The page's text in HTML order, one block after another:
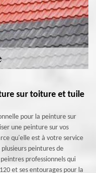
sur toiture et tuile
pour la peinture sur
une peinture sur vos
qu'elle est à votre service
peintures de
professionnels qui
et ses entourages pour la